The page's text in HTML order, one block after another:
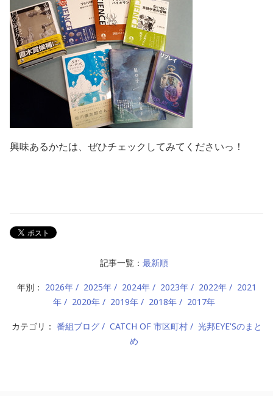
興味あるかたは、ぜひチェックしてみてくださいっ！
記事一覧： 最新順
年別： 2026年 2025年 2024年 2023年 2022年
2021
年
2020年 2019年 2018年 2017年
カテゴリ： 番組ブログ CATCH OF 市区町村
光邦EYE'Sのまと
め